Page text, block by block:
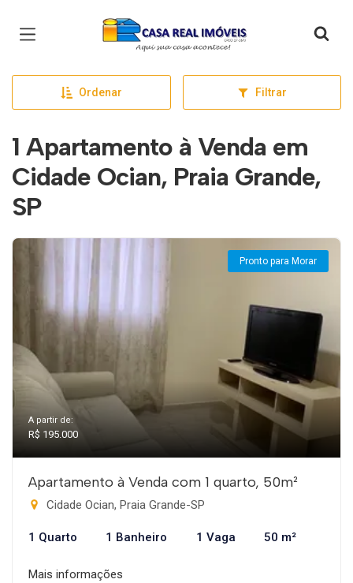
Página inicial
Ordenar Filtrar
1 Apartamento à Venda em
Cidade Ocian, Praia Grande,
SP
Pronto para Morar
A partir de:
R$ 195.000
Apartamento à Venda com 1 quarto, 50m²
Cidade Ocian, Praia Grande-SP
1 Quarto 1 Banheiro 1 Vaga 50 m²
Mais informações